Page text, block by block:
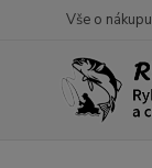
Vše o nákupu